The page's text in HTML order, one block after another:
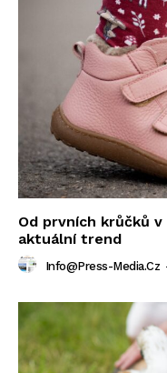
Od prvních krůčků
aktuální trend
Info@press-Media.cz